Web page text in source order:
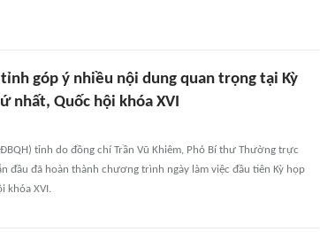
góp ý nhiều nội dung quan trọng tại Kỳ
nhất, Quốc hội khóa XVI
tỉnh do đồng chí Trần Vũ Khiêm, Phó Bí thư Thường trực
đầu đã hoàn thành chương trình ngày làm việc đầu tiên Kỳ họp
khóa XVI.